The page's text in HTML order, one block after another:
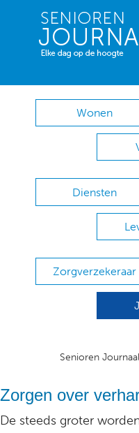
Wonen
Diensten
Zorgverzekeraar
Senioren
Zorgen over
De steeds groter